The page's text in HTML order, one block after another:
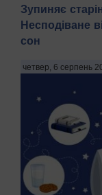
років за
поліції в
"На
Зупиняє
Несподіване
сон
четвер, 6 серпень